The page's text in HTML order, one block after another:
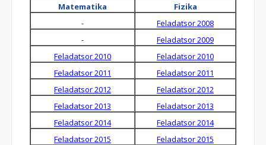
Matematika
Fizika
-
Feladatsor 2008
-
Feladatsor 2009
Feladatsor 2010
Feladatsor 2010
Feladatsor 2011
Feladatsor 2011
Feladatsor 2012
Feladatsor 2012
Feladatsor 2013
Feladatsor 2013
Feladatsor 2014
Feladatsor 2014
Feladatsor 2015
Feladatsor 2015